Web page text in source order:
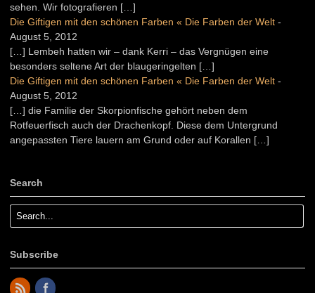
sehen. Wir fotografieren […]
Die Giftigen mit den schönen Farben « Die Farben der Welt -
August 5, 2012
[…] Lembeh hatten wir – dank Kerri – das Vergnügen eine
besonders seltene Art der blaugeringelten […]
Die Giftigen mit den schönen Farben « Die Farben der Welt -
August 5, 2012
[…] die Familie der Skorpionfische gehört neben dem
Rotfeuerfisch auch der Drachenkopf. Diese dem Untergrund
angepassten Tiere lauern am Grund oder auf Korallen […]
Search
Subscribe